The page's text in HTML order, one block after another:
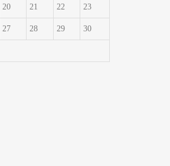
20 21 22 23
27 28 29 30